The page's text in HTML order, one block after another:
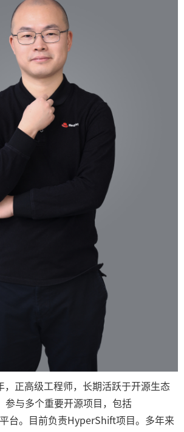
，正高级工程师，长期活跃于开源生态
参与多个重要开源项目，包括
台。目前负责HyperShift项目。多年来